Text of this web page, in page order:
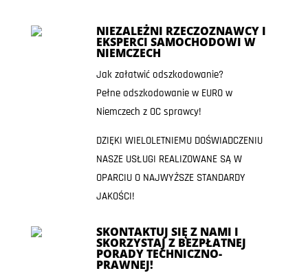
NIEZALEŻNI RZECZOZNAWCY I
EKSPERCI SAMOCHODOWI W
NIEMCZECH
Jak załatwić odszkodowanie?
Pełne odszkodowanie w EURO w
Niemczech z OC sprawcy!
DZIĘKI WIELOLETNIEMU DOŚWIADCZENIU
NASZE USŁUGI REALIZOWANE SĄ W
OPARCIU O NAJWYŻSZE STANDARDY
JAKOŚCI!
SKONTAKTUJ SIĘ Z NAMI I
SKORZYSTAJ Z BEZPŁATNEJ
PORADY TECHNICZNO-
PRAWNEJ!